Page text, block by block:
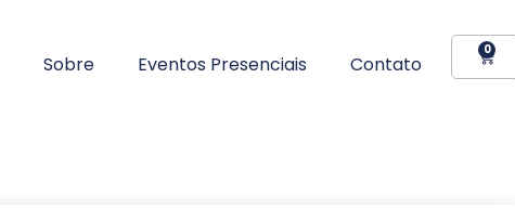
Sobre Eventos Presenciais Contato
0